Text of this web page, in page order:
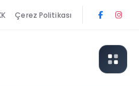
Çerez Politikası